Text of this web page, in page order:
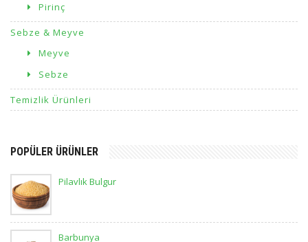
Pirinç
Sebze & Meyve
Meyve
Sebze
Temizlik Ürünleri
POPÜLER ÜRÜNLER
Pilavlık Bulgur
Barbunya